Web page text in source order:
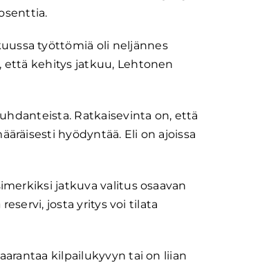
työttömiä oli neljännes
kehitys jatkuu, Lehtonen
Ratkaisevinta on, että
hyödyntää. Eli on ajoissa
jatkuva valitus osaavan
josta yritys voi tilata
kilpailukyvyn tai on liian